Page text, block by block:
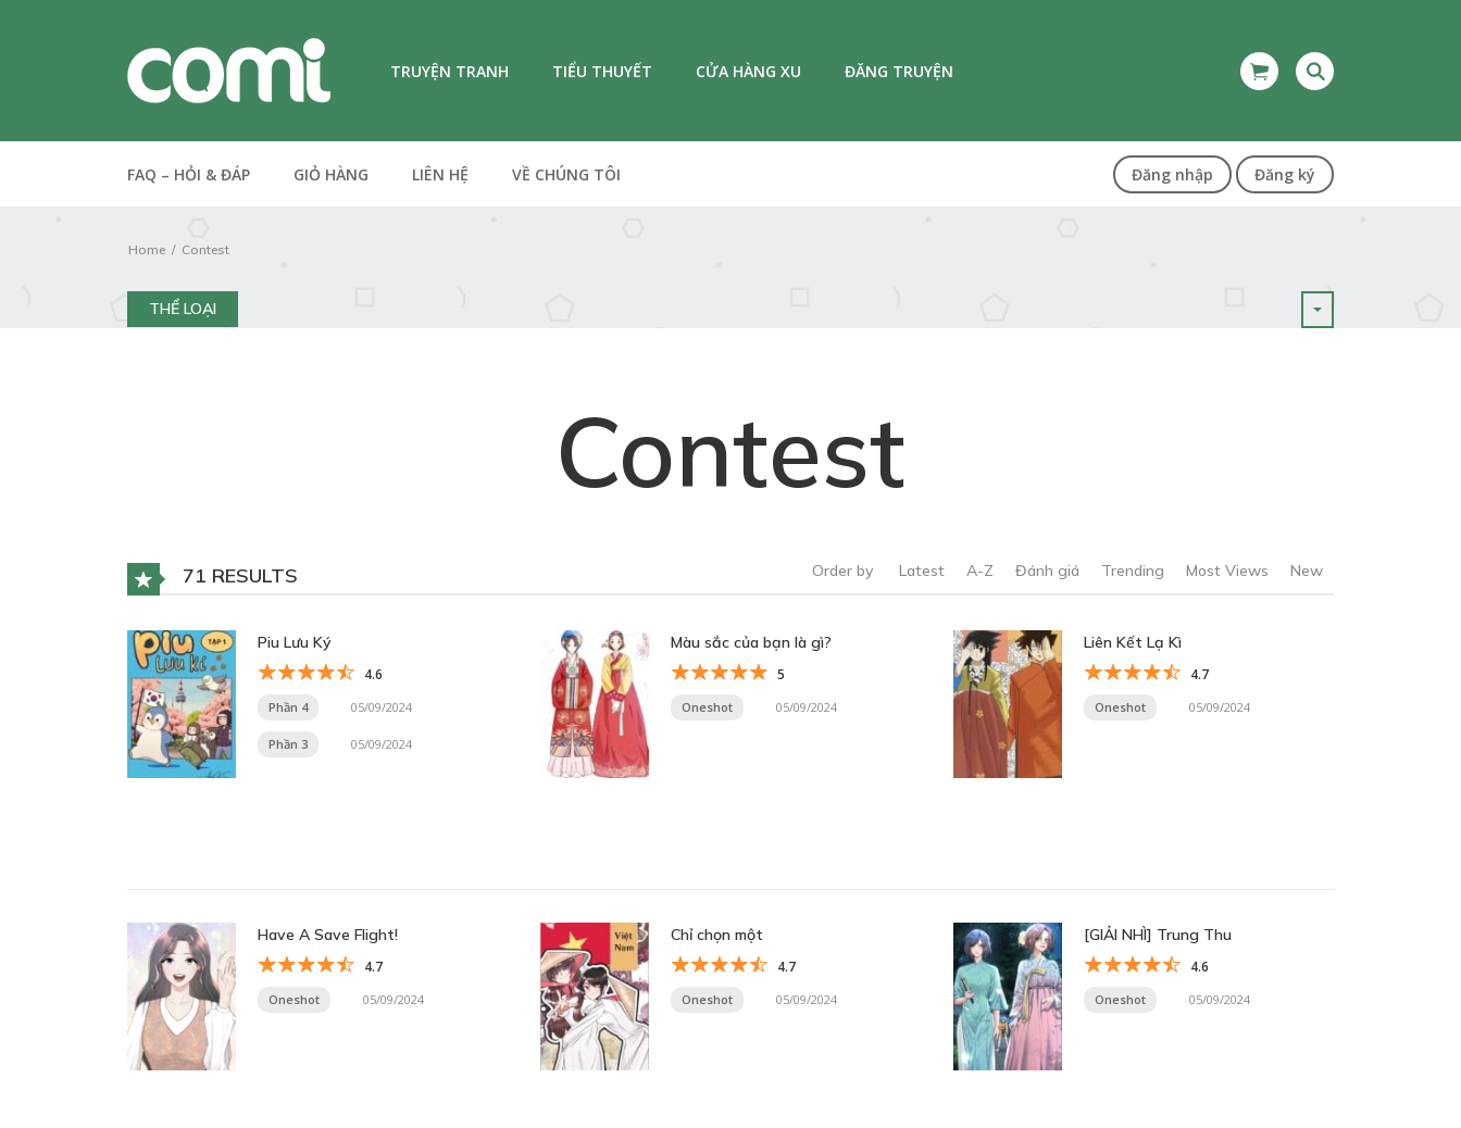
TRUYỆN TRANH TIỂU THUYẾT CỬA HÀNG XU ĐĂNG TRUYỆN
FAQ – HỎI & ĐÁP GIỎ HÀNG LIÊN HỆ VỀ CHÚNG TÔI Đăng nhập Đăng ký
Home Contest
THỂ LOẠI
Contest
71 RESULTS Order by Latest A-Z Đánh giá Trending Most Views New
Piu Lưu Ký
4.6
Phần 4 05/09/2024
Phần 3 05/09/2024
Màu sắc của bạn là gì?
5
Oneshot 05/09/2024
Liên Kết Lạ Kì
4.7
Oneshot 05/09/2024
Have A Save Flight!
4.7
Oneshot 05/09/2024
Chỉ chọn một
4.7
Oneshot 05/09/2024
[GIẢI NHÌ] Trung Thu
4.6
Oneshot 05/09/2024